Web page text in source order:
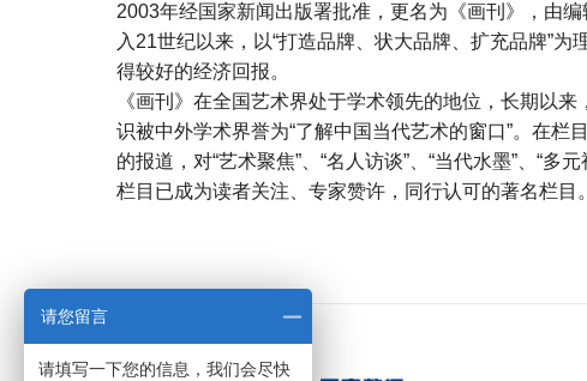
2003年经国家新闻出版署批准，更名为《画刊》，由
入21世纪以来，以“打造品牌、状大品牌、扩充品牌”
得较好的经济回报。
《画刊》在全国艺术界处于学术领先的地位，长期以
识被中外学术界誉为“了解中国当代艺术的窗口”。在栏
的报道，对“艺术聚焦”、“名人访谈”、“当代水墨”、“多
栏目已成为读者关注、专家赞许，同行认可的著名栏目
请您留言
请填写一下您的信息，我们会尽快